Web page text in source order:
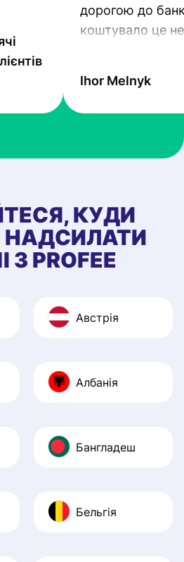
дорогою до
коштувало це
один з кращих.
Ihor Melnyk
КУДИ
PROFEE
Австрія
Албанія
Бангладеш
Бельгія